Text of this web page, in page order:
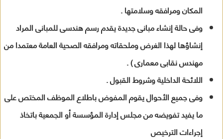
المكان ومرافقه وسلامتها .
وفى حالة إنشاء مبانى جديدة يقدم رسم هندسى للمبانى المراد
إنشاؤها لهذا الغرض وملحقاته ومرافقه الصحية العامة معتمدا من
مهندس نقابى معمارى ) .
اللائحة الداخلية وشروط القبول .
وفى جميع الأحوال يقوم المفوض باطلاع الموظف المختص على
ما يفيد تفويضه من مجلس إدارة المؤسسة أو الجمعية باتخاذ
إجراءات الترخيص